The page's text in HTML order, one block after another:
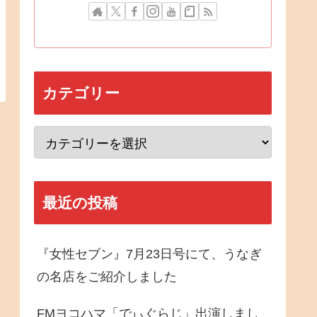
カテゴリー
最近の投稿
『女性セブン』7月23日号にて、うなぎ
の名店をご紹介しました
FMヨコハマ「でぃぐらじ」出演しまし